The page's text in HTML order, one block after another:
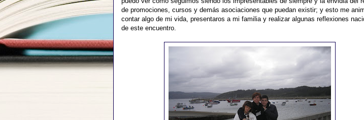
de promociones, cursos y demás asociaciones que puedan existir; y esto me
contar algo de mi vida, presentaros a mi familia y realizar algunas reflexiones
de este encuentro.